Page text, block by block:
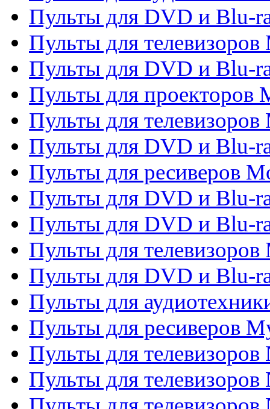
Пульты для DVD и Blu-
Пульты для
Пульты для DVD и Blu-
Пульты для проекторов
Пульты для
Пульты для DVD и Blu-
Пульты для ресиверов
Пульты для DVD и Blu-
Пульты для DVD и Blu-
Пульты для телевизоров
Пульты для DVD и Blu-
Пульты для
Пульты для ресиверов
Пульты для телевизоров
Пульты для телевизоров